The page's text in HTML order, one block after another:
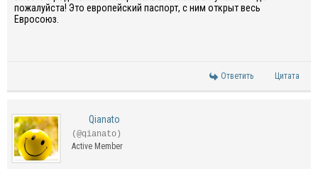
пожалуйста! Это европейский паспорт, с ним открыт весь
Евросоюз.
Ответить Цитата
Qianato
(@qianato)
Active Member